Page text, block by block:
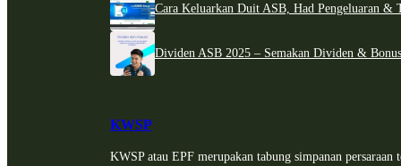
Cara Keluarkan Duit ASB, Had Pengeluaran &
Dividen ASB 2025 – Semakan Dividen &
KWSP
KWSP atau EPF merupakan tabung simpanan persaraan